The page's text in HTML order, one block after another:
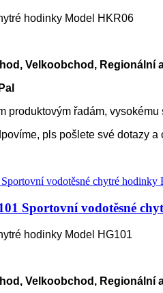
hodinky Model HKR06
Velkoobchod, Regionální
produktovým řadám,
pls pošlete své dotazy a
Sportovní vodotěsné
hodinky Model HG101
Velkoobchod, Regionální